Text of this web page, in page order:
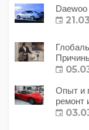
с этим
Опыт и
ремонт